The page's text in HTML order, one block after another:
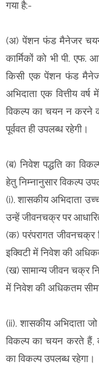
गया है:-
(अ) पेंशन फंड मैनेजर चयन
कार्मिकों को भी पी. एफ.
किसी एक पेंशन फंड
अभिदाता एक वित्तीय
विकल्प का चयन न करने
पूर्ववत ही उपलब्ध रहेगी।
(ब) निवेश पद्धति का
हेतु निम्नानुसार विकल्प
(i). शासकीय अभिदाता
उन्हें जीवनचक्र पर
(क) परंपरागत
इक्विटी में निवेश की
(ख) सामान्य जीवन चक्र
में निवेश की अधिकतम
(ii). शासकीय अभिदाता
विकल्प का चयन करते हैं,
का विकल्प उपलब्ध रहेगा।